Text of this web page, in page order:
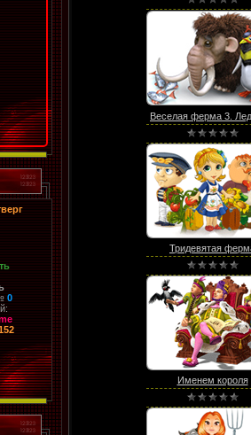
0
Веселая ферма 3.
Тридевятая
Именем короля